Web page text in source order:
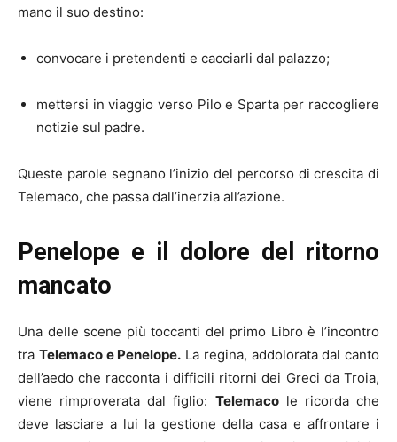
mano il suo destino:
convocare i pretendenti e cacciarli dal palazzo;
mettersi in viaggio verso Pilo e Sparta per raccogliere
notizie sul padre.
Queste parole segnano l’inizio del percorso di crescita di
Telemaco, che passa dall’inerzia all’azione.
Penelope e il dolore del ritorno
mancato
Una delle scene più toccanti del primo Libro è l’incontro
tra Telemaco e Penelope. La regina, addolorata dal canto
dell’aedo che racconta i difficili ritorni dei Greci da Troia,
viene rimproverata dal figlio: Telemacole ricorda che
deve lasciare a lui la gestione della casa e affrontare i